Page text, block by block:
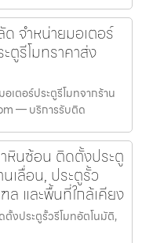
จำหน่ายมอเตอร์
ตูรีโมทราคาส่ง
เตอร์ประตูรีโมทจากร้าน
— บริการรับติด
หินซ้อน ติดตั้งประตู
เลื่อน, ประตูรั้ว
และพื้นที่ใกล้เคียง
งประตูรั้วรีโมทอัตโนมัติ,